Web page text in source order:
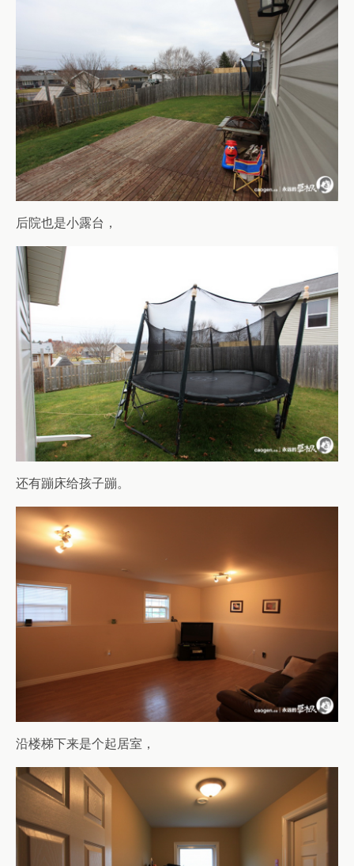
后院也是小露台，
还有蹦床给孩子蹦。
沿楼梯下来是个起居室，